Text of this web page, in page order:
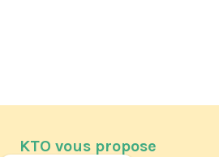
KTO vous propose